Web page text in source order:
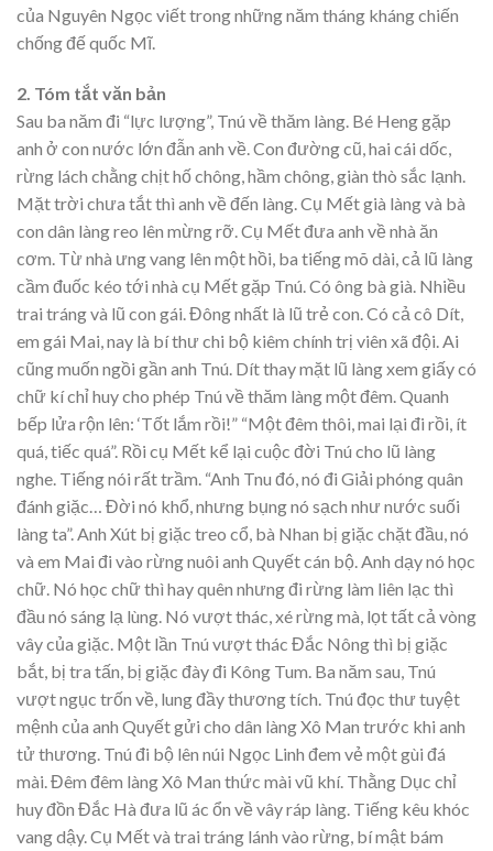
của Nguyên Ngọc viết trong những năm tháng kháng chiến
chống đế quốc Mĩ.
2. Tóm tắt văn bản
Sau ba năm đi “lực lượng”, Tnú về thăm làng. Bé Heng gặp
anh ở con nước lớn đẫn anh về. Con đường cũ, hai cái dốc,
rừng lách chằng chịt hố chông, hầm chông, giàn thò sắc lạnh.
Mặt trời chưa tắt thì anh về đến làng. Cụ Mết già làng và bà
con dân làng reo lên mừng rỡ. Cụ Mết đưa anh về nhà ăn
cơm. Từ nhà ưng vang lên một hồi, ba tiếng mõ dài, cả lũ làng
cầm đuốc kéo tới nhà cụ Mết gặp Tnú. Có ông bà già. Nhiều
trai tráng và lũ con gái. Đông nhất là lũ trẻ con. Có cả cô Dít,
em gái Mai, nay là bí thư chi bộ kiêm chính trị viên xã đội. Ai
cũng muốn ngồi gần anh Tnú. Dít thay mặt lũ làng xem giấy có
chữ kí chỉ huy cho phép Tnú về thăm làng một đêm. Quanh
bếp lửa rộn lên: ‘Tốt lắm rồi!” “Một đêm thôi, mai lại đi rồi, ít
quá, tiếc quá”. Rồi cụ Mết kể lại cuộc đời Tnú cho lũ làng
nghe. Tiếng nói rất trầm. “Anh Tnu đó, nó đi Giải phóng quân
đánh giặc… Đời nó khổ, nhưng bụng nó sạch như nước suối
làng ta”. Anh Xút bị giặc treo cổ, bà Nhan bị giặc chặt đầu, nó
và em Mai đi vào rừng nuôi anh Quyết cán bộ. Anh dạy nó học
chữ. Nó học chữ thì hay quên nhưng đi rừng làm liên lạc thì
đầu nó sáng lạ lùng. Nó vượt thác, xé rừng mà, lọt tất cả vòng
vây của giặc. Một lần Tnú vượt thác Đắc Nông thì bị giặc
bắt, bị tra tấn, bị giặc đày đi Kông Tum. Ba năm sau, Tnú
vượt ngục trốn về, lung đầy thương tích. Tnú đọc thư tuyệt
mệnh của anh Quyết gửi cho dân làng Xô Man trước khi anh
tử thương. Tnú đi bộ lên núi Ngọc Linh đem vẻ một gùi đá
mài. Đêm đêm làng Xô Man thức mài vũ khí. Thằng Dục chỉ
huy đồn Đắc Hà đưa lũ ác ổn về vây ráp làng. Tiếng kêu khóc
vang dậy. Cụ Mết và trai tráng lánh vào rừng, bí mật bám